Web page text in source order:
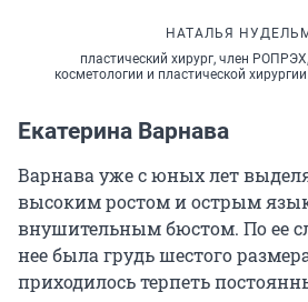
НАТАЛЬЯ
пластический хирург, член
косметологии и пластической
Екатерина Варнава
Варнава уже с юных лет
высоким ростом и острым
внушительным бюстом. По ее
нее была грудь шестого
приходилось терпеть